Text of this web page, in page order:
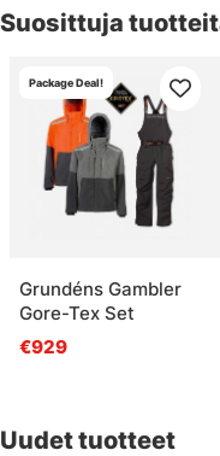
Suosittuja
Package Deal!
Grundéns Gambler
Gore-Tex Set
€929
Uudet tuotteet